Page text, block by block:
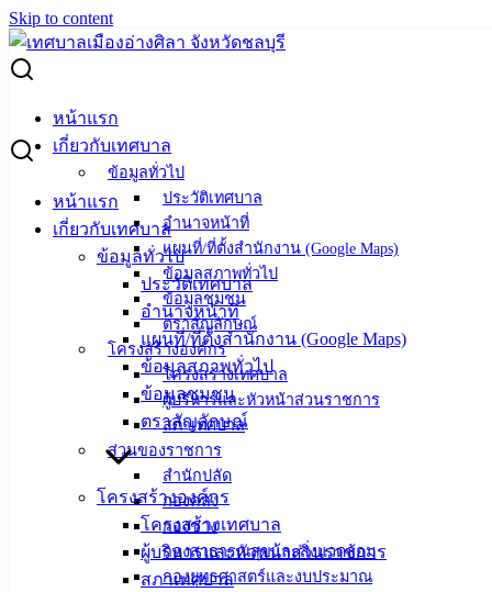
Skip to content
หน้าแรก
เกี่ยวกับเทศบาล
ข้อมูลทั่วไป
ประวัติเทศบาล
อำนาจหน้าที่
แผนที่/ที่ตั้งสำนักงาน (Google Maps)
ข้อมูลสภาพทั่วไป
ข้อมูลชุมชน
ตราสัญลักษณ์
โครงสร้างองค์กร
โครงสร้างเทศบาล
ผู้บริหารและหัวหน้าส่วนราชการ
สภาเทศบาล
ส่วนของราชการ
สำนักปลัด
กองคลัง
กองช่าง
กองสาธารณสุขและสิ่งแวดล้อม
กองยุทธศาสตร์และงบประมาณ
หน้าแรก
เกี่ยวกับเทศบาล
ข้อมูลทั่วไป
ประวัติเทศบาล
อำนาจหน้าที่
แผนที่/ที่ตั้งสำนักงาน (Google Maps)
ข้อมูลสภาพทั่วไป
ข้อมูลชุมชน
ตราสัญลักษณ์
โครงสร้างองค์กร
โครงสร้างเทศบาล
ผู้บริหารและหัวหน้าส่วนราชการ
สภาเทศบาล
Search for:
ประกาศผู้ชนะการเสนอราคา ซื้อวัสดุคอมพิวเตอร์ ชุดสร้างภาพ
ประกาศผู้ชนะการเสนอราคา ซื้อวัสดุ
คอมพิวเตอร์ ชุดสร้างภาพ
มิถุนายน 9, 2023มิถุนายน 9, 2023
ประกาศผู้ชนะ
ซื้อวัสดุคอมพิวเตอร์ ชุดสร้างภาพ
เมืองอ่าง